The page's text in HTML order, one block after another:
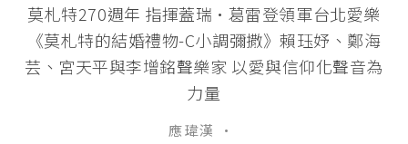
莫札特270週年 指揮蓋瑞·葛雷登領軍台北愛樂
《莫札特的結婚禮物-C小調彌撒》賴珏妤、鄭海
芸、宮天平與李增銘聲樂家 以愛與信仰化聲音為
力量
應 瑋漢 ·